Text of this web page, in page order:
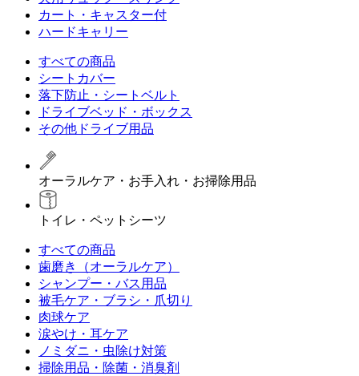
カート・キャスター付
ハードキャリー
すべての商品
シートカバー
落下防止・シートベルト
ドライブベッド・ボックス
その他ドライブ用品
オーラルケア・お手入れ・お掃除用品
トイレ・ペットシーツ
すべての商品
歯磨き（オーラルケア）
シャンプー・バス用品
被毛ケア・ブラシ・爪切り
肉球ケア
涙やけ・耳ケア
ノミダニ・虫除け対策
掃除用品・除菌・消臭剤